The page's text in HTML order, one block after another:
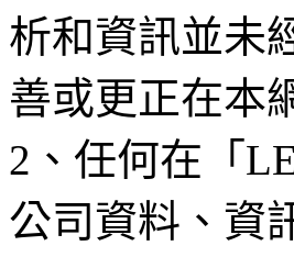
析和資訊並未
善或更正在本
2、任何在「
公司資料、資